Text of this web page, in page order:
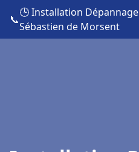
📞
🕒 Installation
Sébastien de Morsent